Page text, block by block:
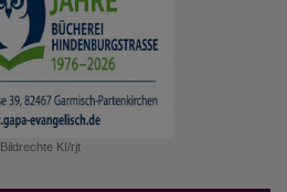
Bildrechte KI/rjt